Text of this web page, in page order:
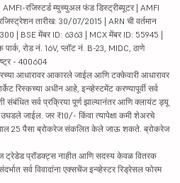
रजिस्टर्ड म्युच्युअल फंड डिस्ट्रीब्यूटर | AMFI
तारीख: 30/07/2015 | ARN ची वर्तमान
| BSE मेंबर ID: 6363 | MCX मेंबर ID: 55945 |
रोड नं. 16V, प्लॉट नं. B-23, MIDC, ठाणे
- 400604
आधारावर आकारले जाईल आणि टक्केवारी आधारावर
रिस्कच्या अधीन आहे, इन्व्हेस्टमेंट करण्यापूर्वी सर्व
संबंधित सर्व प्रक्रिया पूर्ण झाल्यानंतर आणि क्लायंट ड्यू
जाईल. जर ₹10/- किंवा त्यापेक्षा कमी शेअरचे
25 पैसा ब्रोकरेज संकलित केले जाऊ शकते. ब्रोकरेज
प्रॉडक्ट्स नाहीत आणि सदस्य केवळ वितरक
सर्व विवादांना एक्सचेंज इन्व्हेस्टर रिड्रेसल फोरम